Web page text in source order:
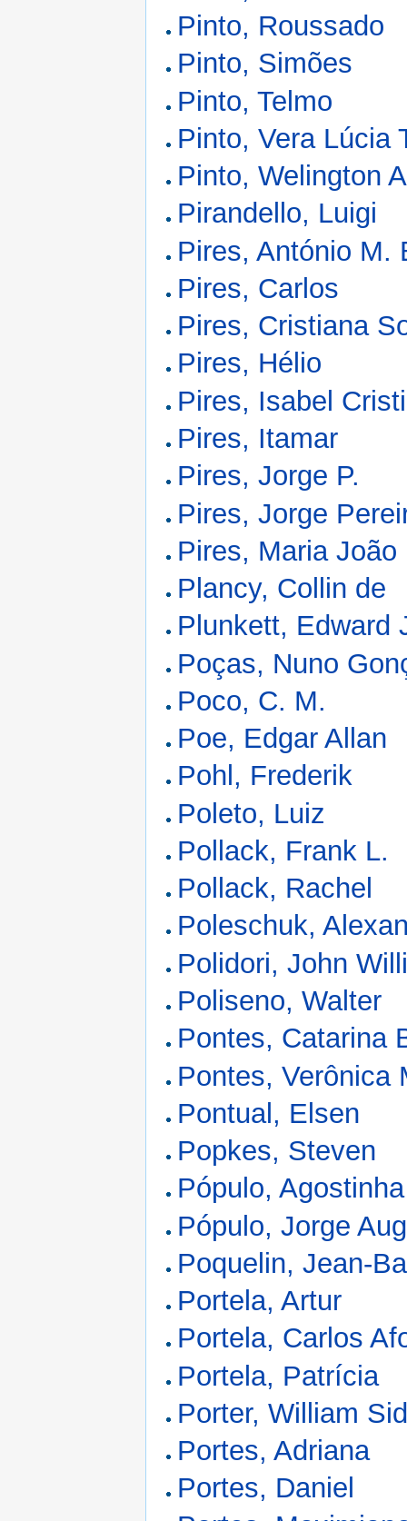
Pinto, Roussado
Pinto, Simões
Pinto, Telmo
Pinto, Vera Lúcia
Pinto, Welington
Pirandello, Luigi
Pires, António M.
Pires, Carlos
Pires, Cristiana
Pires, Hélio
Pires, Isabel
Pires, Itamar
Pires, Jorge P.
Pires, Jorge
Pires, Maria João
Plancy, Collin de
Plunkett, Edward
Poças, Nuno
Poco, C. M.
Poe, Edgar Allan
Pohl, Frederik
Poleto, Luiz
Pollack, Frank L.
Pollack, Rachel
Poleschuk,
Polidori, John
Poliseno, Walter
Pontes, Catarina
Pontes, Verônica
Pontual, Elsen
Popkes, Steven
Pópulo,
Pópulo, Jorge
Poquelin, Jean-
Portela, Artur
Portela, Carlos
Portela, Patrícia
Porter, William
Portes, Adriana
Portes, Daniel